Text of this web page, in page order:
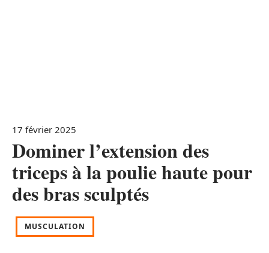
17 février 2025
Dominer l’extension des
triceps à la poulie haute pour
des bras sculptés
MUSCULATION